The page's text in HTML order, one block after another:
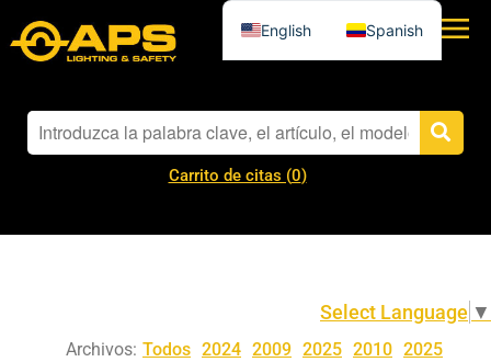
Carrito de citas (0)
Select Language ▼
Archivos: Todos 2024 2009 2025 2010 2025
English Spanish